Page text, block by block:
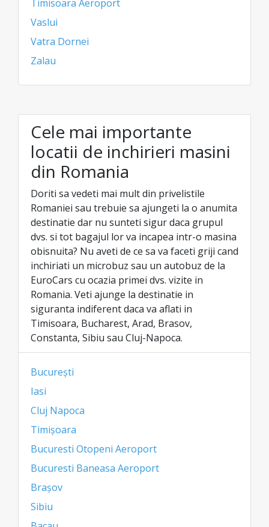
Timisoara Aeroport
Vaslui
Vatra Dornei
Zalau
Cele mai importante
locatii de inchirieri masini
din Romania
Doriti sa vedeti mai mult din privelistile
Romaniei sau trebuie sa ajungeti la o anumita
destinatie dar nu sunteti sigur daca grupul
dvs. si tot bagajul lor va incapea intr-o masina
obisnuita? Nu aveti de ce sa va faceti griji cand
inchiriati un microbuz sau un autobuz de la
EuroCars cu ocazia primei dvs. vizite in
Romania. Veti ajunge la destinatie in
siguranta indiferent daca va aflati in
Timisoara, Bucharest, Arad, Brasov,
Constanta, Sibiu sau Cluj-Napoca.
București
Iasi
Cluj Napoca
Timișoara
Bucuresti Otopeni Aeroport
Bucuresti Baneasa Aeroport
Brașov
Sibiu